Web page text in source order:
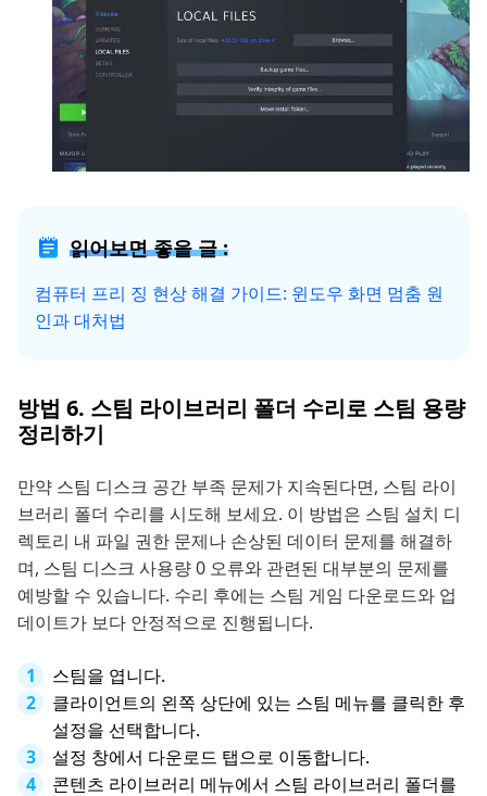
읽어보면 좋을 글 :
컴퓨터 프리 징 현상 해결 가이드: 윈도우 화면 멈춤 원
인과 대처법
방법 6. 스팀 라이브러리 폴더 수리로 스팀 용량
정리하기
만약 스팀 디스크 공간 부족 문제가 지속된다면, 스팀 라이
브러리 폴더 수리를 시도해 보세요. 이 방법은 스팀 설치 디
렉토리 내 파일 권한 문제나 손상된 데이터 문제를 해결하
며, 스팀 디스크 사용량 0 오류와 관련된 대부분의 문제를
예방할 수 있습니다. 수리 후에는 스팀 게임 다운로드와 업
데이트가 보다 안정적으로 진행됩니다.
스팀을 엽니다.
클라이언트의 왼쪽 상단에 있는 스팀 메뉴를 클릭한 후
설정을 선택합니다.
설정 창에서 다운로드 탭으로 이동합니다.
콘텐츠 라이브러리 메뉴에서 스팀 라이브러리 폴더를